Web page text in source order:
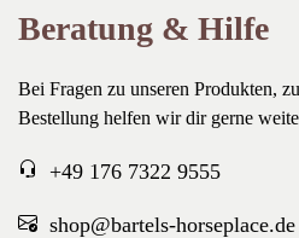
Beratung & Hilfe
Bei Fragen zu unseren Produkten,
Bestellung helfen wir dir gerne
+49 176 7322 9555
shop@bartels-horseplace.de